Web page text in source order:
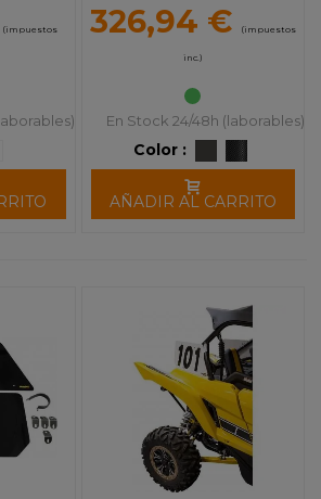
(impuestos 326,94 € (impuestos
inc.)
En Stock 24/48h (laborables)
Color :
AÑADIR AL CARRITO